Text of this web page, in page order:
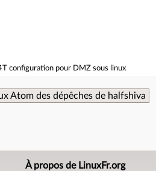
configuration pour DMZ sous linux
Atom des dépêches de halfshiva
À propos de LinuxFr.org